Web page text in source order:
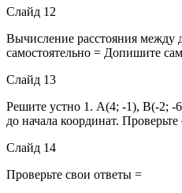
Слайд 12
Вычисление расстояния между
самостоятельно = Допишите
Слайд 13
Решите устно 1. А(4; -1), В(-2; -
до начала координат.
Слайд 14
Проверьте свои ответы =